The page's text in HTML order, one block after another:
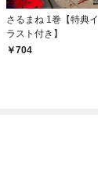
さるまね 1巻【特典イ
ラスト付き】
704